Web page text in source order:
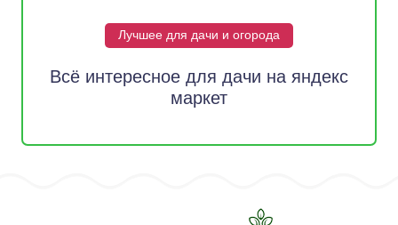
Лучшее для дачи и огорода
Всё интересное для дачи на яндекс
маркет